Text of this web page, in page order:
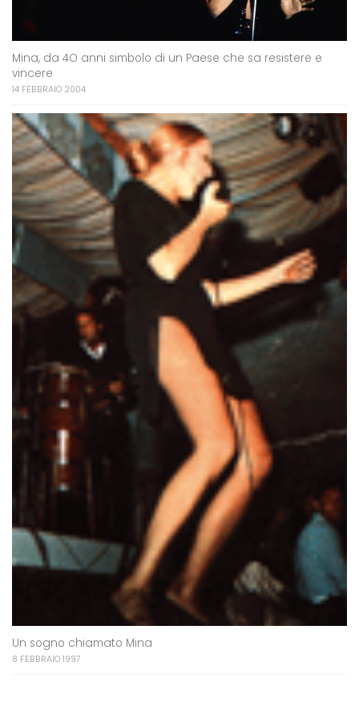
Mina, da 4O anni simbolo di un Paese che sa resistere e
vincere
14 FEBBRAIO 2004
Un sogno chiamato Mina
8 FEBBRAIO 1997